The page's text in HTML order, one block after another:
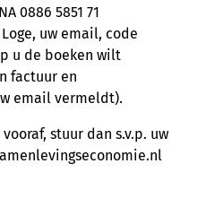
0886 5851 71
uw email, code
u de boeken wilt
factuur en
email vermeldt).
stuur dan s.v.p. uw